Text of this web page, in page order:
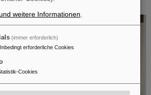
weitere Informationen
(immer erforderlich)
erforderliche Cookies
Cookies